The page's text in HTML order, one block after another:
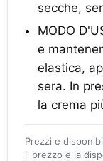
secche,
MODO
e
elastica,
sera. In
la crema
Prezzi e
il prezzo e la